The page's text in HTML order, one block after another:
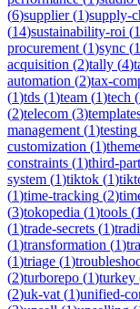
(6)supplier(1)supply-
(14)sustainability-roi (1
procurement (1)sync (1
acquisition (2)tally (4)
automation (2)tax-
(1)tds (1)team (1)tech (
(2)telecom (3)
management (1)testing
customization (1)
constraints (1)third-
system (1)tiktok (1)
(1)time-tracking (2)
(3)tokopedia (1)tools (1
(1)trade-secrets (1)
(1)transformation (1)
(1)triage (1)
(2)turborepo (1)turkey
(2)uk-vat (1)unified-